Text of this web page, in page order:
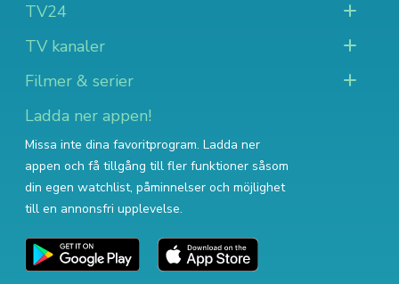
TV24
TV kanaler
Filmer & serier
Ladda ner appen!
Missa inte dina favoritprogram. Ladda ner
appen och få tillgång till fler funktioner såsom
din egen watchlist, påminnelser och möjlighet
till en annonsfri upplevelse.